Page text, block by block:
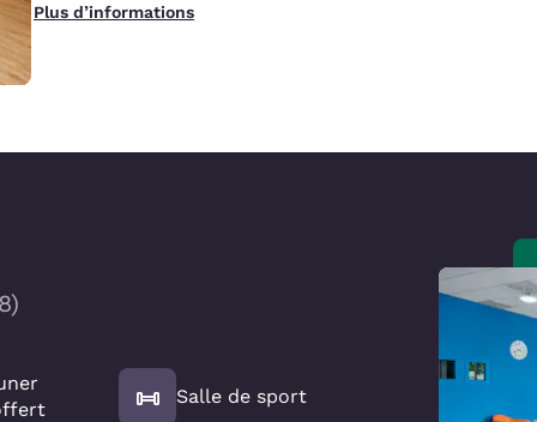
Plus d’informations
)
Salle de sport